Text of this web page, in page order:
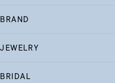
BRAND
JEWELRY
BRIDAL